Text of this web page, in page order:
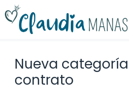
Saltar
al
contenido
Nueva
contrato